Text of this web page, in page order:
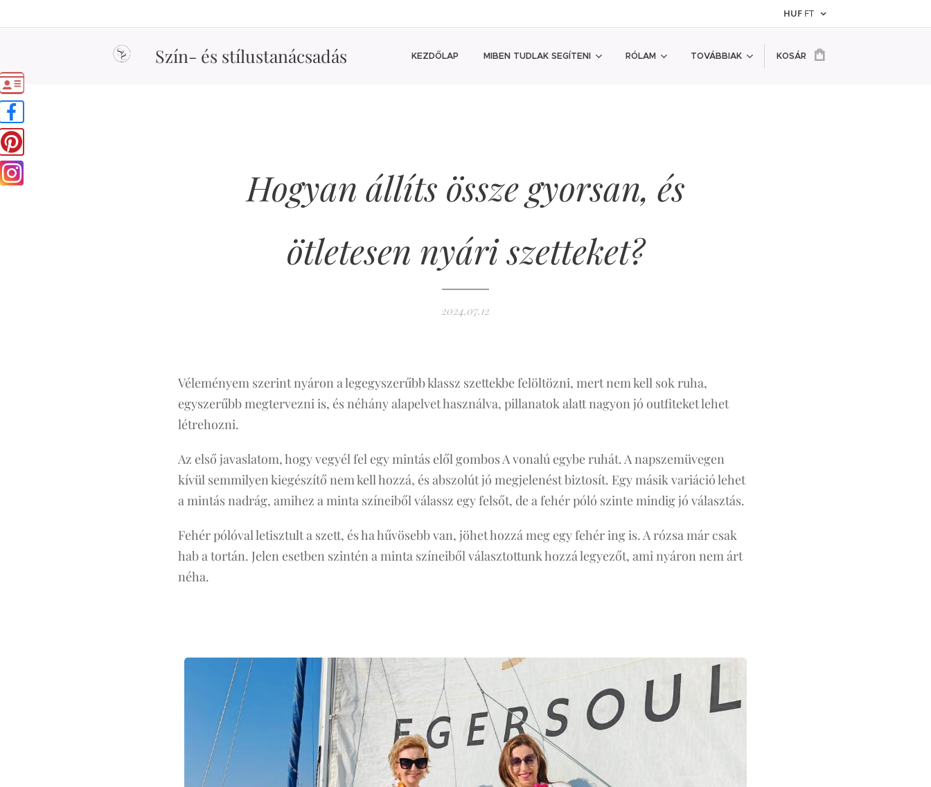
HUF FT
Szín- és stílustanácsadás KEZDŐLAP MIBEN TUDLAK SEGÍTENI RÓLAM TOVÁBBIAK KOSÁR
Hogyan állíts össze gyorsan, és
ötletesen nyári szetteket?
2024.07.12
Véleményem szerint nyáron a legegyszerűbb klassz szettekbe felöltözni, mert nem kell sok ruha,
egyszerűbb megtervezni is, és néhány alapelvet használva, pillanatok alatt nagyon jó outfiteket lehet
létrehozni.
Az első javaslatom, hogy vegyél fel egy mintás elől gombos A vonalú egybe ruhát. A napszemüvegen
kívül semmilyen kiegészítő nem kell hozzá, és abszolút jó megjelenést biztosít. Egy másik variáció lehet
a mintás nadrág, amihez a minta színeiből válassz egy felsőt, de a fehér póló szinte mindig jó választás.
Fehér pólóval letisztult a szett, és ha hűvösebb van, jöhet hozzá meg egy fehér ing is. A rózsa már csak
hab a tortán. Jelen esetben szintén a minta színeiből választottunk hozzá legyezőt, ami nyáron nem árt
néha.